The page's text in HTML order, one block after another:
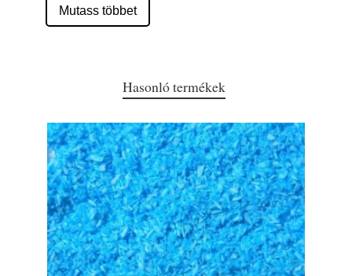
Mutass többet
Hasonló termékek